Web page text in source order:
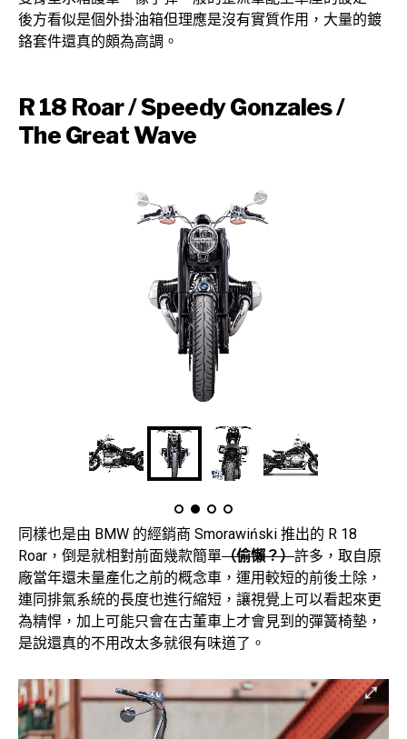
後方看似是個外掛油箱但理應是沒有實質作用，大量的鍍
鉻套件還真的頗為高調。
R 18 Roar / Speedy Gonzales /
The Great Wave
同樣也是由 BMW 的經銷商 Smorawiński 推出的 R 18
Roar，倒是就相對前面幾款簡單（偷懶？）許多，取自原
廠當年還未量產化之前的概念車，運用較短的前後土除，
連同排氣系統的長度也進行縮短，讓視覺上可以看起來更
為精悍，加上可能只會在古董車上才會見到的彈簧椅墊，
是說還真的不用改太多就很有味道了。